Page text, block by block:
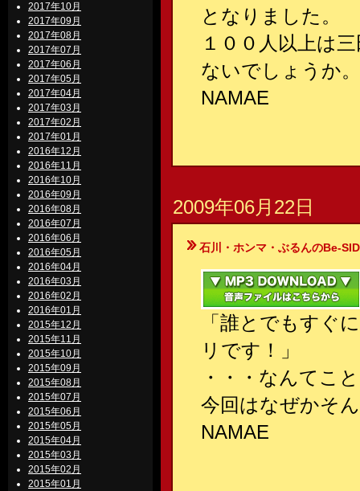
2017年10月
2017年09月
2017年08月
2017年07月
2017年06月
2017年05月
2017年04月
2017年03月
2017年02月
2017年01月
2016年12月
2016年11月
2016年10月
2016年09月
2016年08月
2016年07月
2016年06月
2016年05月
2016年04月
2016年03月
2016年02月
2016年01月
2015年12月
2015年11月
2015年10月
2015年09月
2015年08月
2015年07月
2015年06月
2015年05月
2015年04月
2015年03月
2015年02月
2015年01月
となりました。
１００人以上は
ないでしょうか。
NAMAE
2009年06月22日
石川・ホンマ・ぶるんのBe-
「誰とでもすぐ
リです！」
・・・なんてこ
今回はなぜかそ
NAMAE